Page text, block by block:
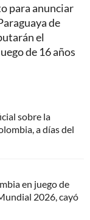
para anunciar
de
el
de 16 años
sobre la
a días del
en juego de
2026, cayó